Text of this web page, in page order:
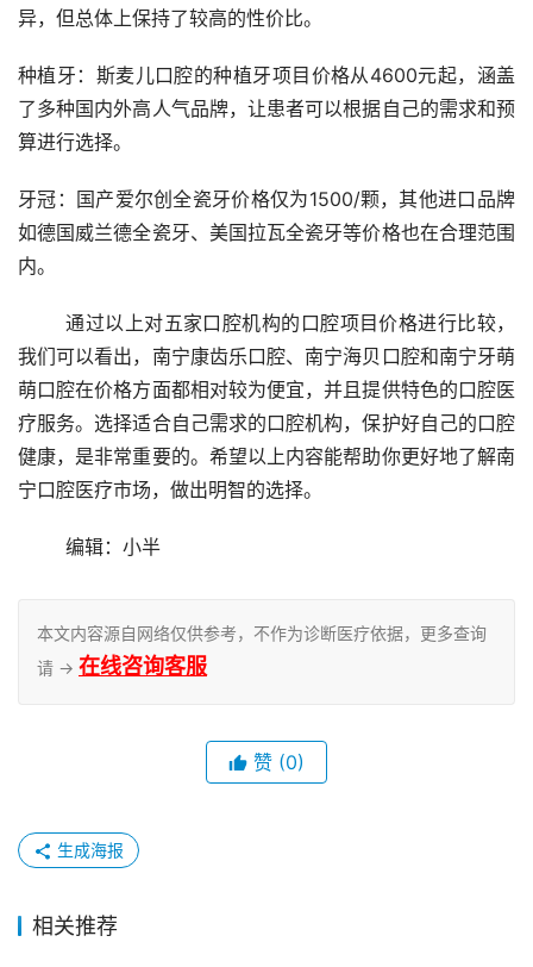
异，但总体上保持了较高的性价比。
种植牙：斯麦儿口腔的种植牙项目价格从4600元起，涵盖
了多种国内外高人气品牌，让患者可以根据自己的需求和预
算进行选择。
牙冠：国产爱尔创全瓷牙价格仅为1500/颗，其他进口品牌
如德国威兰德全瓷牙、美国拉瓦全瓷牙等价格也在合理范围
内。
	通过以上对五家口腔机构的口腔项目价格进行比较，
我们可以看出，南宁康齿乐口腔、南宁海贝口腔和南宁牙萌
萌口腔在价格方面都相对较为便宜，并且提供特色的口腔医
疗服务。选择适合自己需求的口腔机构，保护好自己的口腔
健康，是非常重要的。希望以上内容能帮助你更好地了解南
宁口腔医疗市场，做出明智的选择。
	编辑：小半
本文内容源自网络仅供参考，不作为诊断医疗依据，更多查询
请 → 在线咨询客服
赞 (0)
生成海报
相关推荐